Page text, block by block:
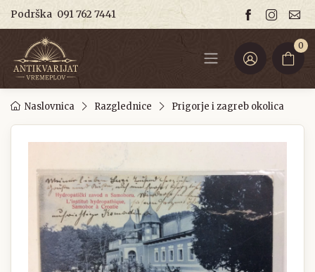
Podrška 091 762 7441
0
Naslovnica Razglednice Prigorje i zagreb okolica